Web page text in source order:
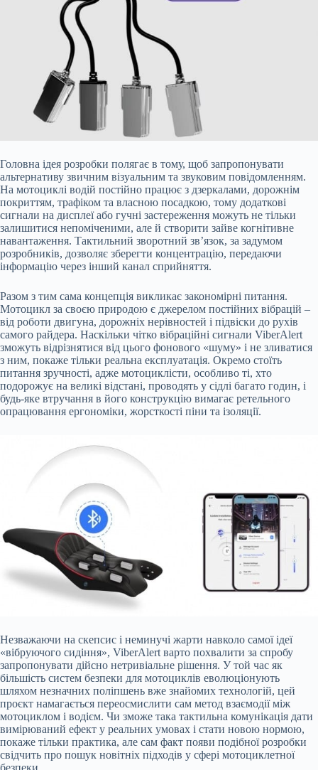
Головна ідея розробки полягає в тому, щоб запропонувати
альтернативу звичним візуальним та звуковим повідомленням.
На мотоциклі водій постійно працює з дзеркалами, дорожнім
покриттям, трафіком та власною посадкою, тому додаткові
сигнали на дисплеї або гучні застереження можуть не тільки
залишитися непоміченими, але й створити зайве когнітивне
навантаження. Тактильний зворотний зв’язок, за задумом
розробників, дозволяє зберегти концентрацію, передаючи
інформацію через інший канал сприйняття.
Разом з тим сама концепція викликає закономірні питання.
Мотоцикл за своєю природою є джерелом постійних вібрацій –
від роботи двигуна, дорожніх нерівностей і підвіски до рухів
самого райдера. Наскільки чітко вібраційні сигнали ViberAlert
зможуть відрізнятися від цього фонового «шуму» і не зливатися
з ним, покаже тільки реальна експлуатація. Окремо стоїть
питання зручності, адже мотоциклісти, особливо ті, хто
подорожує на великі відстані, проводять у сідлі багато годин, і
будь-яке втручання в його конструкцію вимагає ретельного
опрацювання ергономіки, жорсткості піни та ізоляції.
Незважаючи на скепсис і неминучі жарти навколо самої ідеї
«вібруючого сидіння», ViberAlert варто похвалити за спробу
запропонувати дійсно нетривіальне рішення. У той час як
більшість систем безпеки для мотоциклів еволюціонують
шляхом незначних поліпшень вже знайомих технологій, цей
проєкт намагається переосмислити сам метод взаємодії між
мотоциклом і водієм. Чи зможе така тактильна комунікація дати
вимірюваний ефект у реальних умовах і стати новою нормою,
покаже тільки практика, але сам факт появи подібної розробки
свідчить про пошук новітніх підходів у сфері мотоциклетної